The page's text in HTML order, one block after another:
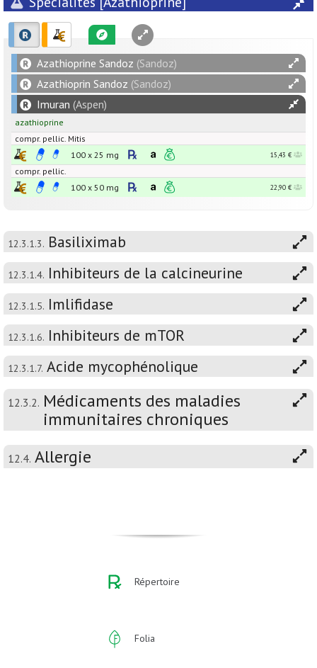
Azathioprine Sandoz (Sandoz)
Azathioprin Sandoz (Sandoz)
Imuran (Aspen)
azathioprine
compr. pellic. Mitis
100 x 25 mg 15,43 €
compr. pellic.
100 x 50 mg 22,90 €
12.3.1.3. Basiliximab
12.3.1.4. Inhibiteurs de la calcineurine
12.3.1.5. Imlifidase
12.3.1.6. Inhibiteurs de mTOR
12.3.1.7. Acide mycophénolique
12.3.2. Médicaments des maladies
immunitaires chroniques
12.4. Allergie
Répertoire
Folia